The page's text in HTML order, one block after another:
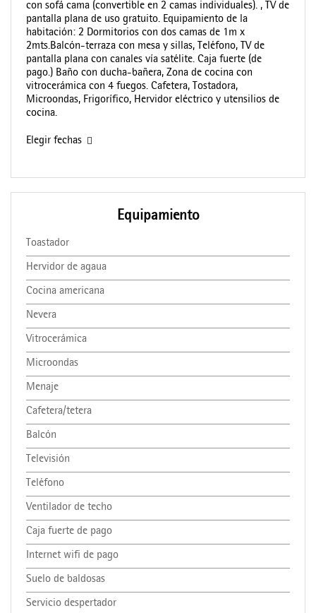
con sofá cama (convertible en 2 camas individuales). , TV de
pantalla plana de uso gratuito. Equipamiento de la
habitación: 2 Dormitorios con dos camas de 1m x
2mts.Balcón-terraza con mesa y sillas, Teléfono, TV de
pantalla plana con canales vía satélite. Caja fuerte (de
pago.) Baño con ducha-bañera, Zona de cocina con
vitrocerámica con 4 fuegos. Cafetera, Tostadora,
Microondas, Frigorífico, Hervidor eléctrico y utensilios de
cocina.
Elegir fechas
Equipamiento
Toastador
Hervidor de agaua
Cocina americana
Nevera
Vitrocerámica
Microondas
Menaje
Cafetera/tetera
Balcón
Televisión
Teléfono
Ventilador de techo
Caja fuerte de pago
Internet wifi de pago
Suelo de baldosas
Servicio despertador